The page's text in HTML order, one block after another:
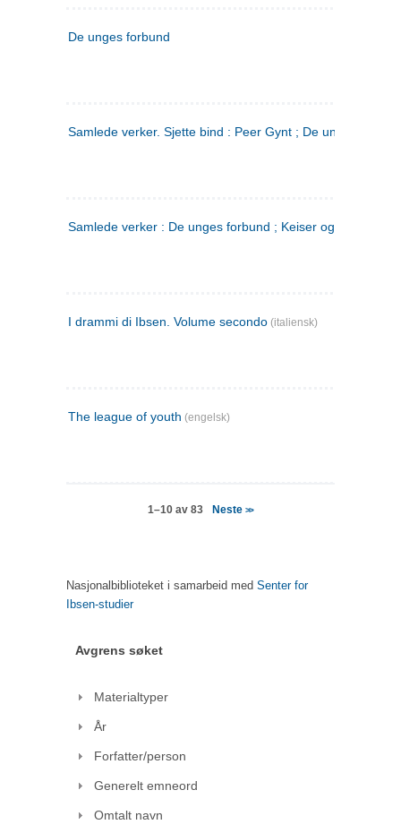
De unges forbund
Samlede verker. Sjette bind : Peer Gynt ; De unges
Samlede verker : De unges forbund ; Keiser og Galilæer. 3
I drammi di Ibsen. Volume secondo (italiensk)
The league of youth (engelsk)
1–10 av 83 Neste>>
Nasjonalbiblioteket i samarbeid med Senter for
Ibsen-studier
Avgrens søket
Materialtyper
År
Forfatter/person
Generelt emneord
Omtalt navn